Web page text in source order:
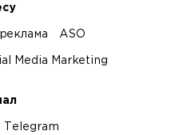
ASO
Media Marketing